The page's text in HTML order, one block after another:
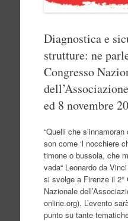
Diagnostica e
strutture: ne
Congresso
ed 8 novembre
“Quelli che
son come ‘l nocchiere
timone o bussola, che
vada“ Leonardo da
si svolge a Firenze il 2°
Nazionale
online.org). L’evento
punto su tante